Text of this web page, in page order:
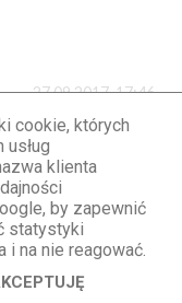
27.09.2017, 17:46
28.09.2017, 10:17
NIEKORZYSTNIE
cookie, których
klienta
by zapewnić
statystyki
i na nie reagować.